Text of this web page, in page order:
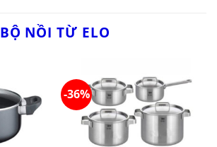
BỘ NỒI TỪ ELO
-36%